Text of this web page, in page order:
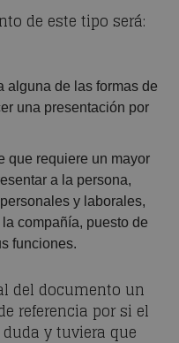
de este tipo será:
alguna de las formas de
una presentación por
que requiere un mayor
a la persona,
y laborales,
compañía, puesto de
funciones.
documento un
referencia por si el
y tuviera que